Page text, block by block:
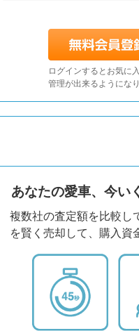
ログインするとお気に
管理が出来るようにな
あなたの愛車、今い
複数社の査定額を比較し
を賢く売却して、購入資